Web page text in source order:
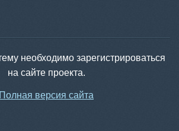
необходимо зарегистрироваться
на сайте проекта.
Полная версия сайта